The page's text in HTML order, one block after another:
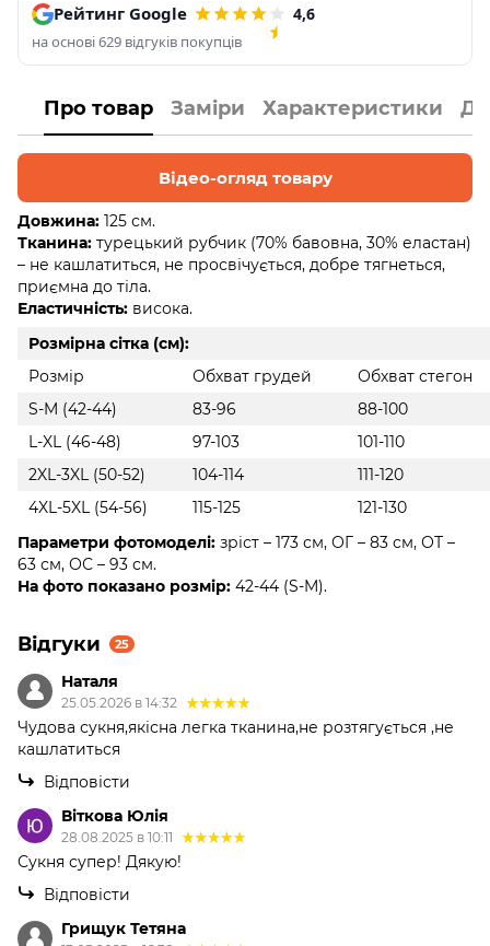
Рейтинг Google 4,6
на основі 629 відгуків покупців
Про товар Заміри Характеристики
Відео-огляд товару
Довжина: 125 см.
Тканина: турецький рубчик (70% бавовна, 30% еластан)
– не кашлатиться, не просвічується, добре тягнеться,
приємна до тіла.
Еластичність: висока.
Розмірна сітка (см):
Розмір
Обхват грудей
Обхват стегон
S-M (42-44)
83-96
88-100
L-XL (46-48)
97-103
101-110
2XL-3XL (50-52)
104-114
111-120
4XL-5XL (54-56)
115-125
121-130
Параметри фотомоделі: зріст – 173 см, ОГ – 83 см, ОТ –
63 см, ОС – 93 см.
На фото показано розмір: 42-44 (S-M).
Відгуки 25
Наталя
25.05.2026 в 14:32
Чудова сукня,якісна легка тканина,не розтягується ,не
кашлатиться
Відповісти
Віткова Юлія
28.08.2025 в 10:11
Сукня супер! Дякую!
Відповісти
Грищук Тетяна